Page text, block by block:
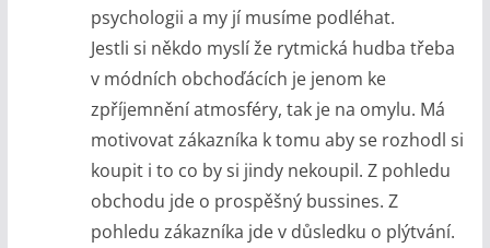
psychologii a my jí musíme podléhat.
Jestli si někdo myslí že rytmická hudba třeba
v módních obchoďácích je jenom ke
zpříjemnění atmosféry, tak je na omylu. Má
motivovat zákazníka k tomu aby se rozhodl si
koupit i to co by si jindy nekoupil. Z pohledu
obchodu jde o prospěšný bussines. Z
pohledu zákazníka jde v důsledku o plýtvání.